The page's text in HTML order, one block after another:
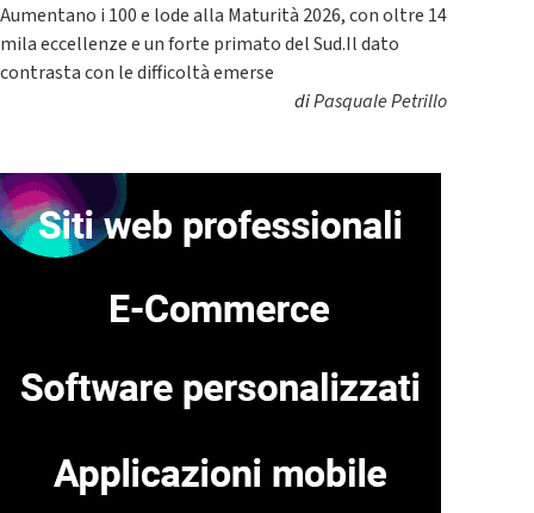
Aumentano i 100 e lode alla Maturità 2026, con oltre 14
mila eccellenze e un forte primato del Sud.Il dato
contrasta con le difficoltà emerse
diPasquale Petrillo